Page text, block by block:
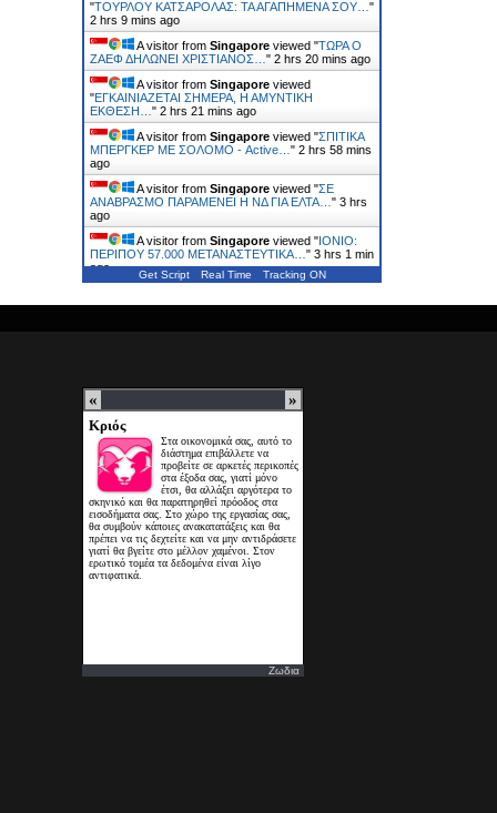
"ΤΟΥΡΛΟΥ ΚΑΤΣΑΡΟΛΑΣ: ΤΑ ΑΓΑΠΗΜΕΝΑ ΣΟΥ… "
2 hrs 9 mins ago
A visitor from Singapore viewed "ΤΩΡΑ Ο
ΖΑΕΦ ΔΗΛΩΝΕΙ ΧΡΙΣΤΙΑΝΟΣ… " 2 hrs 20 mins ago
A visitor from Singapore viewed
"ΕΓΚΑΙΝΙAΖΕΤΑΙ ΣΗΜΕΡΑ, Η ΑΜΥΝΤΙΚH
EΚΘΕΣΗ… " 2 hrs 21 mins ago
A visitor from Singapore viewed "ΣΠΙΤΙΚΑ
ΜΠΕΡΓΚΕΡ ΜΕ ΣΟΛΟΜΟ - Active… " 2 hrs 58 mins
ago
A visitor from Singapore viewed "ΣΕ
ΑΝΑΒΡΑΣΜΟ ΠΑΡΑΜΕΝΕΙ Η ΝΔ ΓΙΑ ΕΛΤΑ… " 3 hrs
ago
A visitor from Singapore viewed "ΙΟΝΙΟ:
ΠΕΡΙΠΟΥ 57.000 ΜΕΤΑΝΑΣΤΕΥΤΙΚΑ… " 3 hrs 1 min
ago
Get Script Real Time Tracking ON
Ζωδια